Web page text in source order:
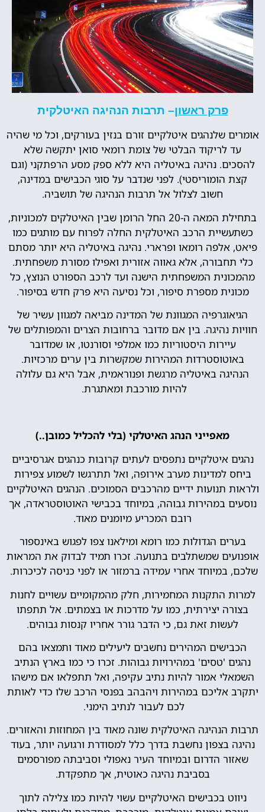
פרק ראשון– תרבות הנהיגה האיטלקית
אומרים שלנהגים איטלקיים זורם בנזין בעורקים, וכל מי שהיה
עד לריקוד הבלטי של צומת רומאי סואן יתקשה שלא
להסכים. נהיגה באיטליה היא ללא ספק מסע הרפתקני (וגם
קצת הומוריסטי). לפני שנדבר על סוגי הכבישים במדינה,
חשוב לצלול אל תרבות הנהיגה של תושביה.
בתחילת המאה ה-20 החל הרומן שבין האיטלקים למכוניות,
כשתעשיית הרכב האיטלקית החלה לפרוח עם מותגים כמו
פיאט, אלפה רומאו ופרארי. נהיגה באיטליה היא יותר מסתם
כלי תחבורה, אלא גאווה אזורית ואפילו מסורת משפחתית.
מהמכונית המשפחתית הישנה ועד לרכב הספורט הנוצץ, כל
מכונית מספרת סיפור, וכל נסיעה היא פרק חדש בסיפור.
הגיאוגרפיה המגוונת של המדינה מביאה למגוון עשיר של
חוויות נהיגה. בין אם מדובר ברחובות הצרים והמפותלים של
עיירות היסטוריות כמו אמלפי וסורנטו, או שמדובר
באוטוסטרדות המהירות שמקשרות בין ערים מרכזיות.
הנהיגה באיטליה מרגשת ופנוראמית, אבל היא גם עלולה
להיות מורכבת ומאתגרת.
מאפייני הנהג האיטלקי (בלי להכליל כמובן..)
נהגים איטלקיים נתפסים לעתים קרובות כנהגים אגרסיביים
ביחס למדינות מערב אירופה, ואל תתרגשו לשמוע צפירות
ולראות תנועות ידיים מהרכבים הסמוכים. הנהגים האיטלקיים
נוסעים במהירות גבוהה, במיוחד בכבישי האוטוסטראדה, אך
רובם המכריע מיומנים מאוד.
בערים הגדולות כמו רומא ומילאנו צפו לפגוש באינספור
אופנועים שמשתלבים בתנועה. זכרו תמיד לבדוק את המראות
שלכם, במיוחד אחרי עמידה ברמזור או לפני כניסה לכיכרות.
למרות התקנות המחמירות, חלק מהמקומיים עשויים לחנות
בצורה יצירתית, כמו על מדרכות או בצמתים. אל תתפתו
לעשות זאת גם, כי הדבר גורר אחריו קנסות גבוהים.
הכבישים המהירים נחשבים ליעילים מאוד ותמצאו בהם
נהגים 'טסים' במהירויות גבוהות. זכרו כי כמו בארץ הנתיב
השמאלי אמור להיות נתיב עקיפה, ואל תתפלאו אם מישהו
יתקרב אליכם במהירות ויהבהב בפנסי הרכב שלו כדי לאותת
לכם לעבור לנתיב הימני.
תרבות הנהיגה האיטלקית שונה מאוד בין המחוזות והאזורים.
נהיגה בצפון נחשבת בדרך כלל למסודרת ורגועה יותר, בעוד
שאזור הדרום ובמיוחד העיר נאפולי וסביבתה מפורסמים
בסביבת נהיגה כאוטית, אך מתפקדת.
ניווט בכבישים האיטלקיים עשוי להיות כמו צלילה לתוך